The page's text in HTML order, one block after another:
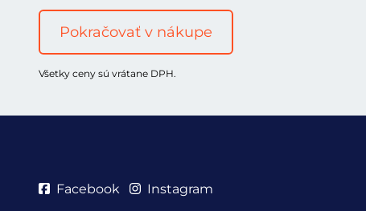
Pokračovať v nákupe
Všetky ceny sú vrátane DPH.
Facebook Instagram